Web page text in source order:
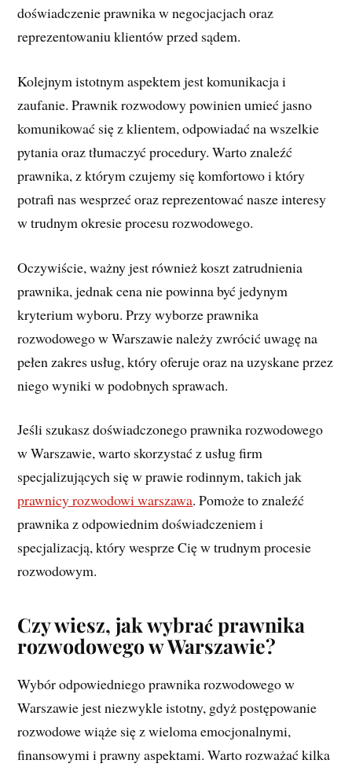
doświadczenie prawnika w negocjacjach oraz
reprezentowaniu klientów przed sądem.
Kolejnym istotnym aspektem jest komunikacja i
zaufanie. Prawnik rozwodowy powinien umieć jasno
komunikować się z klientem, odpowiadać na wszelkie
pytania oraz tłumaczyć procedury. Warto znaleźć
prawnika, z którym czujemy się komfortowo i który
potrafi nas wesprzeć oraz reprezentować nasze interesy
w trudnym okresie procesu rozwodowego.
Oczywiście, ważny jest również koszt zatrudnienia
prawnika, jednak cena nie powinna być jedynym
kryterium wyboru. Przy wyborze prawnika
rozwodowego w Warszawie należy zwrócić uwagę na
pełen zakres usług, który oferuje oraz na uzyskane przez
niego wyniki w podobnych sprawach.
Jeśli szukasz doświadczonego prawnika rozwodowego
w Warszawie, warto skorzystać z usług firm
specjalizujących się w prawie rodinnym, takich jak
prawnicy rozwodowi warszawa. Pomoże to znaleźć
prawnika z odpowiednim doświadczeniem i
specjalizacją, który wesprze Cię w trudnym procesie
rozwodowym.
Czy wiesz, jak wybrać prawnika
rozwodowego w Warszawie?
Wybór odpowiedniego prawnika rozwodowego w
Warszawie jest niezwykle istotny, gdyż postępowanie
rozwodowe wiąże się z wieloma emocjonalnymi,
finansowymi i prawny aspektami. Warto rozważać kilka